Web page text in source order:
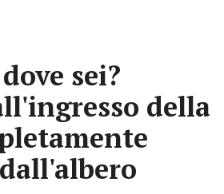
sei?
della